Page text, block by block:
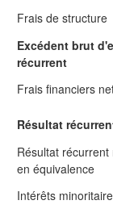
Frais de structure
Excédent brut
récurrent
Frais financiers
Résultat
Résultat
en équivalence
Intérêts